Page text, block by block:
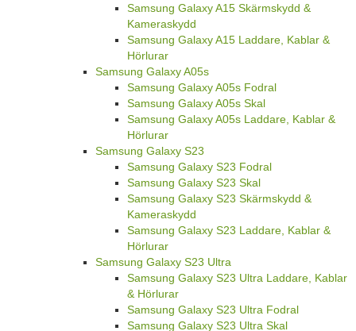
Samsung Galaxy A15 Skärmskydd &
Kameraskydd
Samsung Galaxy A15 Laddare, Kablar &
Hörlurar
Samsung Galaxy A05s
Samsung Galaxy A05s Fodral
Samsung Galaxy A05s Skal
Samsung Galaxy A05s Laddare, Kablar &
Hörlurar
Samsung Galaxy S23
Samsung Galaxy S23 Fodral
Samsung Galaxy S23 Skal
Samsung Galaxy S23 Skärmskydd &
Kameraskydd
Samsung Galaxy S23 Laddare, Kablar &
Hörlurar
Samsung Galaxy S23 Ultra
Samsung Galaxy S23 Ultra Laddare, Kablar
& Hörlurar
Samsung Galaxy S23 Ultra Fodral
Samsung Galaxy S23 Ultra Skal